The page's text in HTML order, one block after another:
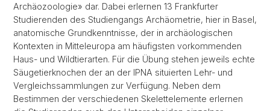
Archäozoologie» dar. Dabei erlernen 13 Frankfurter
Studierenden des Studiengangs Archäometrie, hier in Basel,
anatomische Grundkenntnisse, der in archäologischen
Kontexten in Mitteleuropa am häufigsten vorkommenden
Haus- und Wildtierarten. Für die Übung stehen jeweils echte
Säugetierknochen der an der IPNA situierten Lehr- und
Vergleichssammlungen zur Verfügung. Neben dem
Bestimmen der verschiedenen Skelettelemente erlernen